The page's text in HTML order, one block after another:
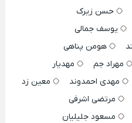
حسن زیرک
یوسف جمالی
هومن پناهی
مهراد جم
مهدیار
مهدی احمدوند
معین زد
مرتضی اشرفی
مسعود جلیلیان